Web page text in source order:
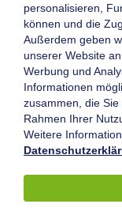
Die Goethe-
Impressum
Datenschutz
Barrierefreiheit
© 2004-2026 Goethe-
personalisieren,
können und die
Außerdem geben
unserer Website
Werbung und
Informationen
zusammen, die
Rahmen Ihrer
Weitere